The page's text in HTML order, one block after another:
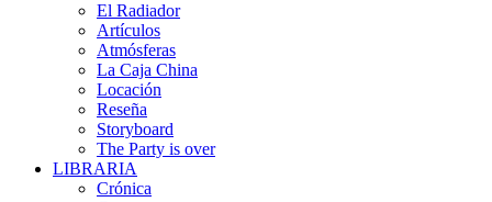
El Radiador
Artículos
Atmósferas
La Caja China
Locación
Reseña
Storyboard
The Party is over
LIBRARIA
Crónica